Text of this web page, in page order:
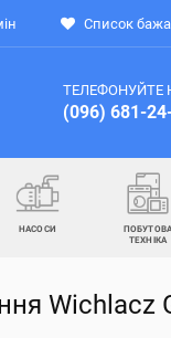
Список
ТЕЛЕФОНУЙТЕ
(096) 681-
НАСОСИ
ПОБУТОВА
ТЕХНІКА
Wichlacz